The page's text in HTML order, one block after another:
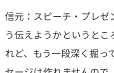
信元：スピーチ・プレゼ
う伝えようかというと
れど、もう一段深く掘っ